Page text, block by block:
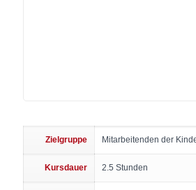
Zielgruppe Mitarbeitenden der
Kursdauer 2.5 Stunden